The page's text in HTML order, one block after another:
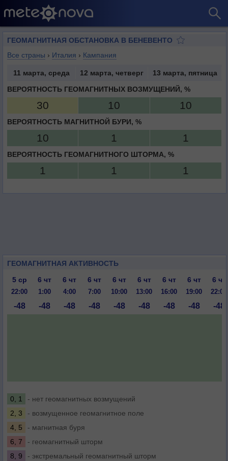
ГЕОМАГНИТНАЯ ОБСТАНОВКА В БЕНЕВЕНТО
Все страны › Италия › Кампания
11 марта, среда 12 марта, четверг
13 марта, пятница
ВЕРОЯТНОСТЬ ГЕОМАГНИТНЫХ ВОЗМУЩЕНИЙ, %
30 10 10
ВЕРОЯТНОСТЬ МАГНИТНОЙ БУРИ, %
10 1 1
ВЕРОЯТНОСТЬ ГЕОМАГНИТНОГО ШТОРМА, %
1 1 1
ГЕОМАГНИТНАЯ АКТИВНОСТЬ
5 ср
6 чт 6 чт 6 чт 6 чт 6 чт 6 чт 6 чт 6 чт
22:00 1:00 4:00 7:00 10:00 13:00 16:00 19:00 22:00
-48 -48 -48 -48 -48 -48 -48 -48 -48
0, 1
- нет геомагнитных возмущений
2, 3
- возмущенное геомагнитное поле
4, 5
- магнитная буря
6, 7
- геомагнитный шторм
8, 9
- экстремальный геомагнитный шторм